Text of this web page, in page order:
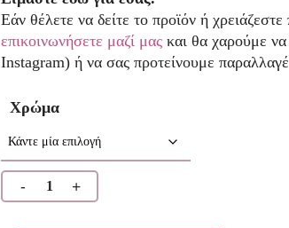
Εάν θέλετε να δείτε το προϊόν ή
επικοινωνήσετε μαζί μαςκαι θα χαρούμε
Instagram) ή να σας προτείνουμε
Χρώμα